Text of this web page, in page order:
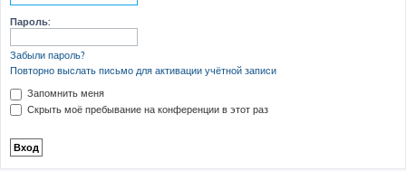
Пароль:
Забыли пароль?
Повторно выслать письмо для активации учётной записи
Запомнить меня
Скрыть моё пребывание на конференции в этот раз